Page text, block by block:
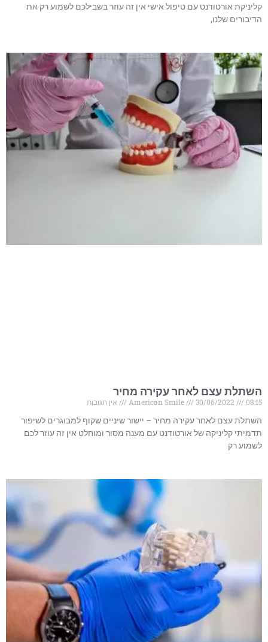
קליניקת אורטודנט עם טיפול אישי אין זה עוזר בשבילכם לשמוע רק את
הדיבורים שלנו,
השתלת עצם לאחר עקירה מחיר
American Smile 30/06/2022 08:15
אין תגובות
השתלת עצם לאחר עקירה מחיר – יישור שיניים שקוף למבוגרים לשיפור
תדמיתי קליניקה של אורטודנט עם מענה מסור ומוחלט אין זה עוזר לכם
לשמוע רק